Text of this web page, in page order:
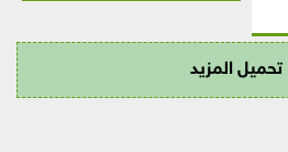
تحميل المزيد